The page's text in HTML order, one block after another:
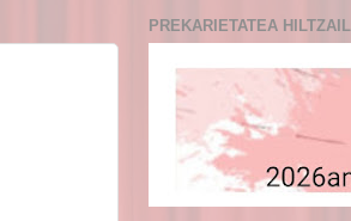
PREKARIETATEA